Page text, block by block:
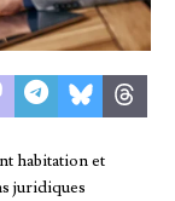
habitation et
juridiques